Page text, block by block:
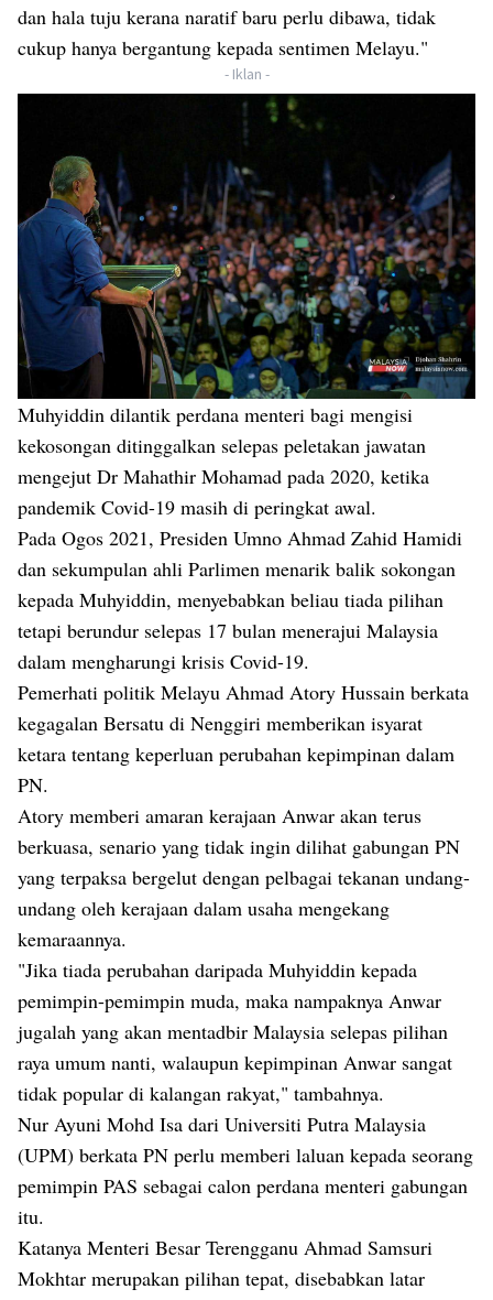
dan hala tuju kerana naratif baru perlu dibawa, tidak
cukup hanya bergantung kepada sentimen Melayu."
- Iklan -
Muhyiddin dilantik perdana menteri bagi mengisi
kekosongan ditinggalkan selepas peletakan jawatan
mengejut Dr Mahathir Mohamad pada 2020, ketika
pandemik Covid-19 masih di peringkat awal.
Pada Ogos 2021, Presiden Umno Ahmad Zahid Hamidi
dan sekumpulan ahli Parlimen menarik balik sokongan
kepada Muhyiddin, menyebabkan beliau tiada pilihan
tetapi berundur selepas 17 bulan menerajui Malaysia
dalam mengharungi krisis Covid-19.
Pemerhati politik Melayu Ahmad Atory Hussain berkata
kegagalan Bersatu di Nenggiri memberikan isyarat
ketara tentang keperluan perubahan kepimpinan dalam
PN.
Atory memberi amaran kerajaan Anwar akan terus
berkuasa, senario yang tidak ingin dilihat gabungan PN
yang terpaksa bergelut dengan pelbagai tekanan undang-
undang oleh kerajaan dalam usaha mengekang
kemaraannya.
"Jika tiada perubahan daripada Muhyiddin kepada
pemimpin-pemimpin muda, maka nampaknya Anwar
jugalah yang akan mentadbir Malaysia selepas pilihan
raya umum nanti, walaupun kepimpinan Anwar sangat
tidak popular di kalangan rakyat," tambahnya.
Nur Ayuni Mohd Isa dari Universiti Putra Malaysia
(UPM) berkata PN perlu memberi laluan kepada seorang
pemimpin PAS sebagai calon perdana menteri gabungan
itu.
Katanya Menteri Besar Terengganu Ahmad Samsuri
Mokhtar merupakan pilihan tepat, disebabkan latar